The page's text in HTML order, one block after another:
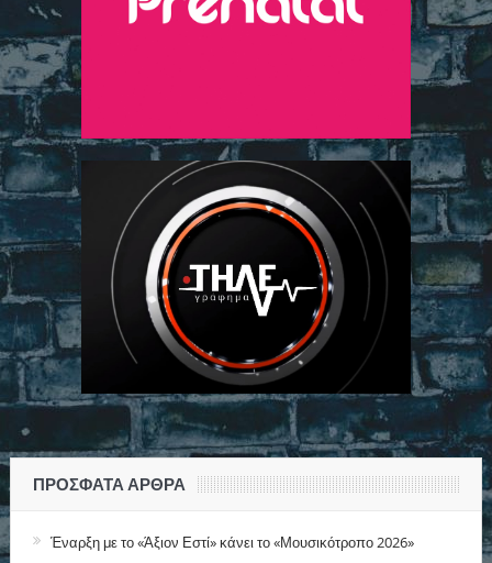
ΠΡΌΣΦΑΤΑ ΆΡΘΡΑ
Έναρξη με το «Άξιον Εστί» κάνει το «Μουσικότροπο 2026»